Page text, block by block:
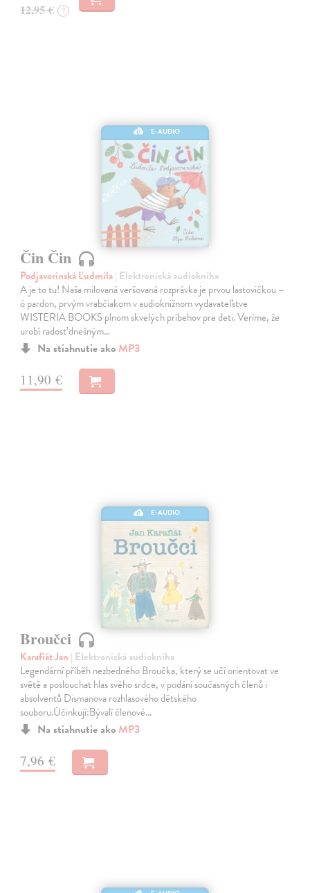
12,95 € ?
E-AUDIO
Čin Čin
Podjavorinská Ľudmila| Elektronická audiokniha
A je to tu! Naša milovaná veršovaná rozprávka je prvou lastovičkou –
ó pardon, prvým vrabčiakom v audioknižnom vydavateľstve
WISTERIA BOOKS plnom skvelých príbehov pre deti. Veríme, že
urobí radosť dnešným…
Na stiahnutie ako MP3
11,90 €
E-AUDIO
Broučci
Karafiát Jan | Elektronická audiokniha
Legendární příběh nezbedného Broučka, který se učí orientovat ve
světě a poslouchat hlas svého srdce, v podání současných členů i
absolventů Dismanova rozhlasového dětského
souboru.Účinkují:Bývalí členové…
Na stiahnutie ako MP3
7,96 €